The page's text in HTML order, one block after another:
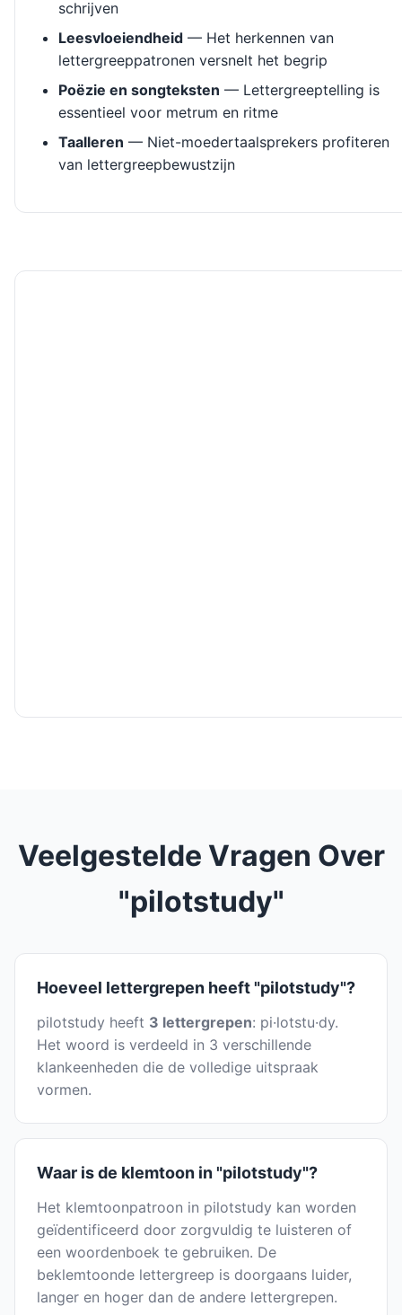
schrijven
Leesvloeiendheid — Het herkennen van
lettergreeppatronen versnelt het begrip
Poëzie en songteksten — Lettergreeptelling is
essentieel voor metrum en ritme
Taalleren — Niet-moedertaalsprekers profiteren
van lettergreepbewustzijn
Veelgestelde Vragen Over
"pilotstudy"
Hoeveel lettergrepen heeft "pilotstudy"?
pilotstudy heeft 3 lettergrepen: pi·lotstu·dy.
Het woord is verdeeld in 3 verschillende
klankeenheden die de volledige uitspraak
vormen.
Waar is de klemtoon in "pilotstudy"?
Het klemtoonpatroon in pilotstudy kan worden
geïdentificeerd door zorgvuldig te luisteren of
een woordenboek te gebruiken. De
beklemtoonde lettergreep is doorgaans luider,
langer en hoger dan de andere lettergrepen.